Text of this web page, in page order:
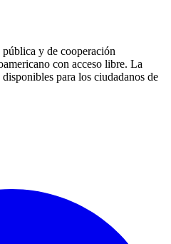
y de cooperación
con acceso libre. La
para los ciudadanos de